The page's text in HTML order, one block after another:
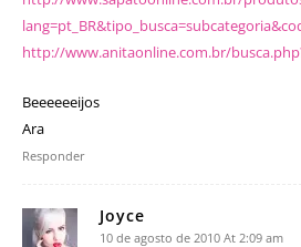
http://www.anitaonline.com.br/
Beeeeeeijos
Ara
Responder
Joyce
10 de agosto de 2010 At 2:09 am